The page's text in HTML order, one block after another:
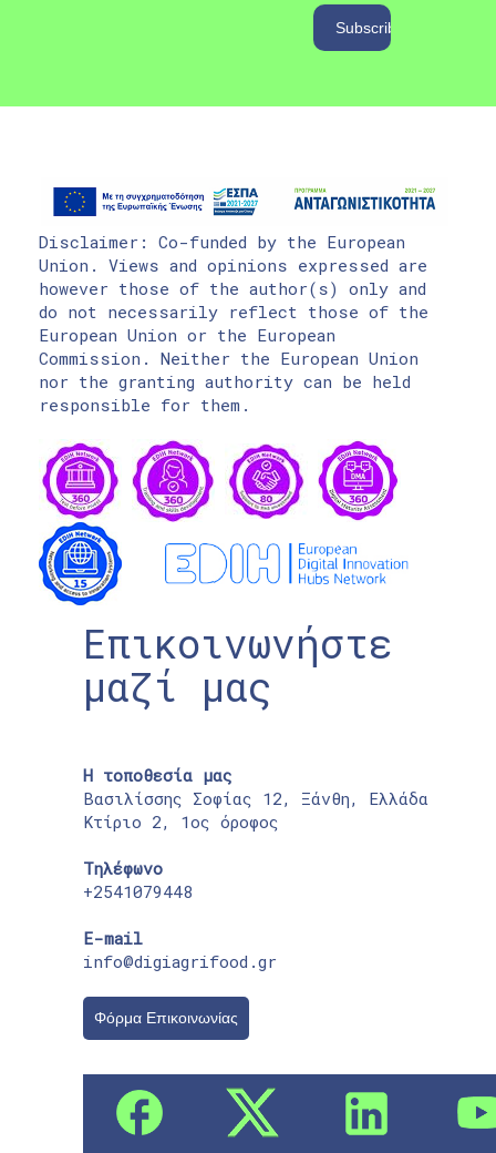
Disclaimer: Co-funded by the European
Union. Views and opinions expressed are
however those of the author(s) only and
do not necessarily reflect those of the
European Union or the European
Commission. Neither the European Union
nor the granting authority can be held
responsible for them.
Επικοινωνήστε
μαζί μας
Η τοποθεσία μας
Βασιλίσσης Σοφίας 12, Ξάνθη, Ελλάδα
Κτίριο 2, 1ος όροφος
Τηλέφωνο
+2541079448
E-mail
info@digiagrifood.gr
Φόρμα Επικοινωνίας